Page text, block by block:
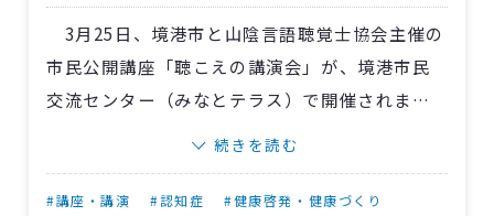
3月25日、境港市と山陰言語聴覚士協会主催の
市民公開講座「聴こえの講演会」が、境港市民
交流センター（みなとテラス）で開催されまし
た。当日は、92人もの参加があり、〈鳥取〉境
ました。
続きを読む
#講座・講演 #認知症 #健康啓発・健康づくり